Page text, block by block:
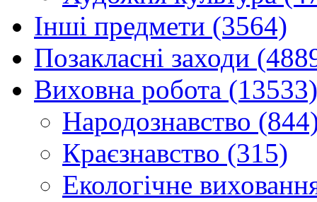
Інші предмети (3564)
Позакласні заходи
Виховна робота (13533)
Народознавство
Краєзнавство (315)
Екологічне